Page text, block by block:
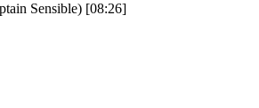
Sensible) [08:26]